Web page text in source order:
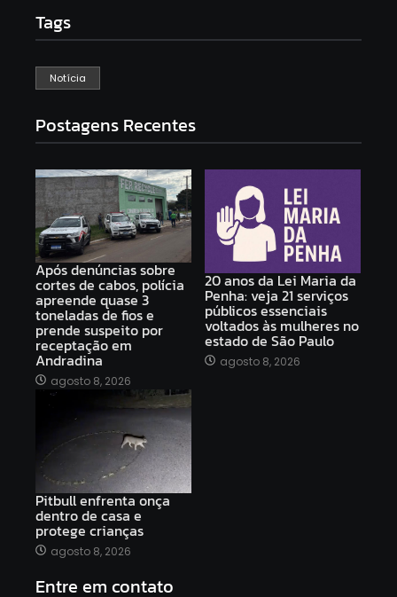
Tags
Notícia
Postagens Recentes
Após denúncias sobre
cortes de cabos, polícia
apreende quase 3
toneladas de fios e
prende suspeito por
receptação em
Andradina
agosto 8, 2026
20 anos da Lei Maria da
Penha: veja 21 serviços
públicos essenciais
voltados às mulheres no
estado de São Paulo
agosto 8, 2026
Pitbull enfrenta onça
dentro de casa e
protege crianças
agosto 8, 2026
Entre em contato